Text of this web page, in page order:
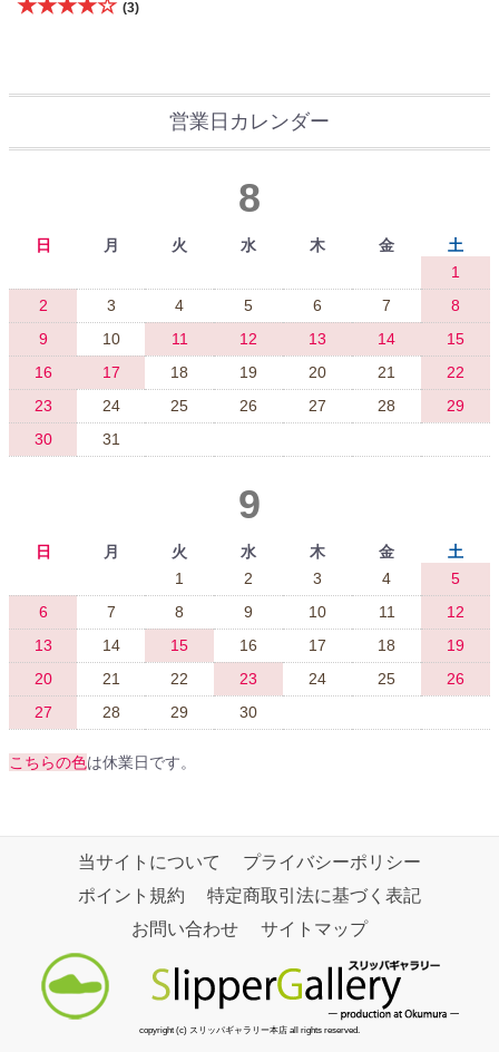
★★★★☆ (3)
営業日カレンダー
8
日 月 火 水 木 金
土
1
2
3 4 5 6 7
8
9
10 11 12 13 14
15
16
17 18 19 20 21
22
23
24 25 26 27 28
29
30
31
9
日 月 火 水 木 金
土
1
2 3 4
5
6
7 8 9 10 11
12
13
14 15 16 17 18
19
20
21 22 23 24 25
26
27
28 29 30
こちらの色は休業日です。
当サイトについて
プライバシーポリシー
ポイント規約
特定商取引法に基づく表記
お問い合わせ
サイトマップ
copyright (c) スリッパギャラリー本店 all rights reserved.